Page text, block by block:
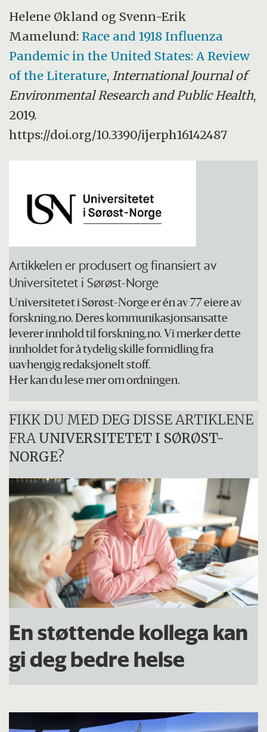
Helene Økland og Svenn-Erik
Mamelund: Race and 1918 Influenza
Pandemic in the United States: A Review
of the Literature, International Journal of
Environmental Research and Public Health,
2019.
https://doi.org/10.3390/ijerph16142487
Artikkelen er produsert og finansiert av
Universitetet i Sørøst-Norge
Universitetet i Sørøst-Norge er én av 77 eiere av
forskning.no. Deres kommunikasjonsansatte
leverer innhold til forskning.no. Vi merker dette
innholdet for å tydelig skille formidling fra
uavhengig redaksjonelt stoff.
Her kan du lese mer om ordningen.
FIKK DU MED DEG DISSE ARTIKLENE
FRA UNIVERSITETET I SØRØST-
NORGE?
En støttende kollega kan
gi deg bedre helse